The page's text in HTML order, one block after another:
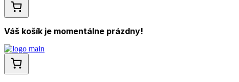
Váš košík je momentálne prázdny!